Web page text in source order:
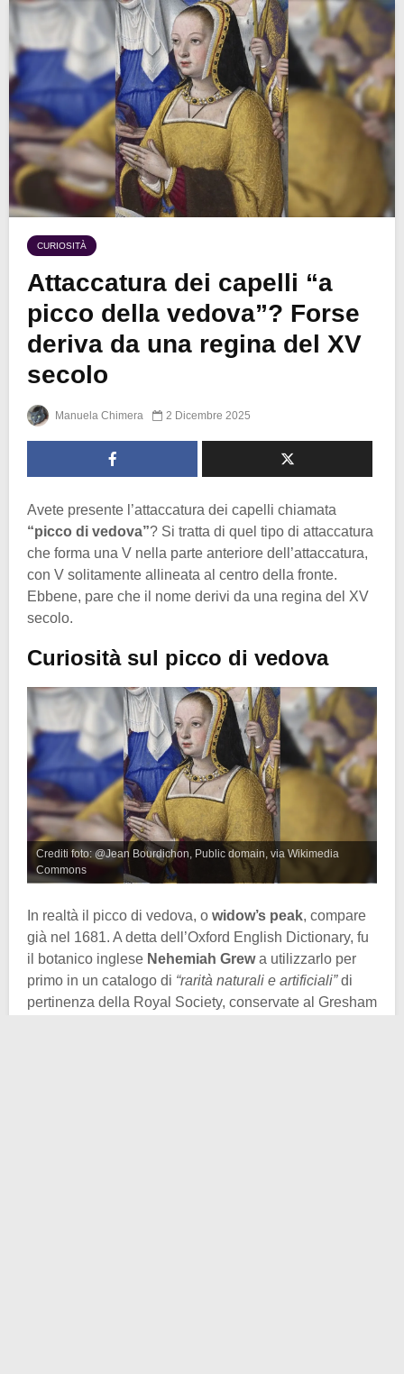
CURIOSITÀ
Attaccatura dei capelli “a
picco della vedova”? Forse
deriva da una regina del XV
secolo
Manuela Chimera 2 Dicembre 2025
Avete presente l’attaccatura dei capelli chiamata
“picco di vedova”? Si tratta di quel tipo di attaccatura
che forma una V nella parte anteriore dell’attaccatura,
con V solitamente allineata al centro della fronte.
Ebbene, pare che il nome derivi da una regina del XV
secolo.
Curiosità sul picco di vedova
Crediti foto: @Jean Bourdichon, Public domain, via Wikimedia
Commons
In realtà il picco di vedova, o widow’s peak, compare
già nel 1681. A detta dell’Oxford English Dictionary, fu
il botanico inglese Nehemiah Grewa utilizzarlo per
primo in un catalogo di “rarità naturali e artificiali”di
pertinenza della Royal Society, conservate al Gresham